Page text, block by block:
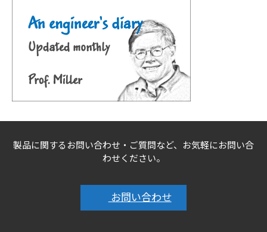
製品に関するお問い合わせ・ご質問など、お気軽にお問い合
わせください。
お問い合わせ